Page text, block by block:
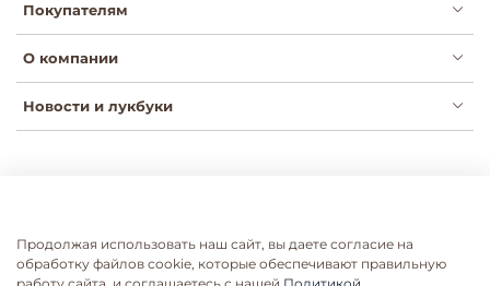
Покупателям
О компании
Новости и лукбуки
Согласие на рассылки
Согласие на обработку ПДН
Продолжая использовать наш сайт, вы даете согласие на
обработку файлов cookie, которые обеспечивают правильную